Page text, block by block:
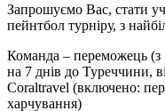
Запрошуємо Вас, стати
пейнтбол турніру, з
Команда – переможець (з
на 7 днів до Туреччини,
Coraltravel (включено:
харчування)